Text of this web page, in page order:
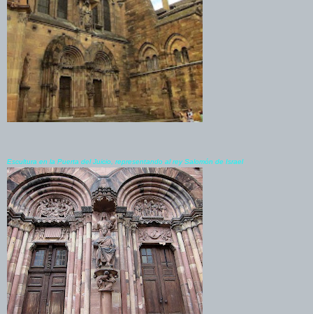
Escultura en la Puerta del Juicio, representando al rey Salomón de Israel